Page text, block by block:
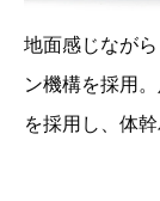
地面感じなが
ン機構を採用
を採用し、体